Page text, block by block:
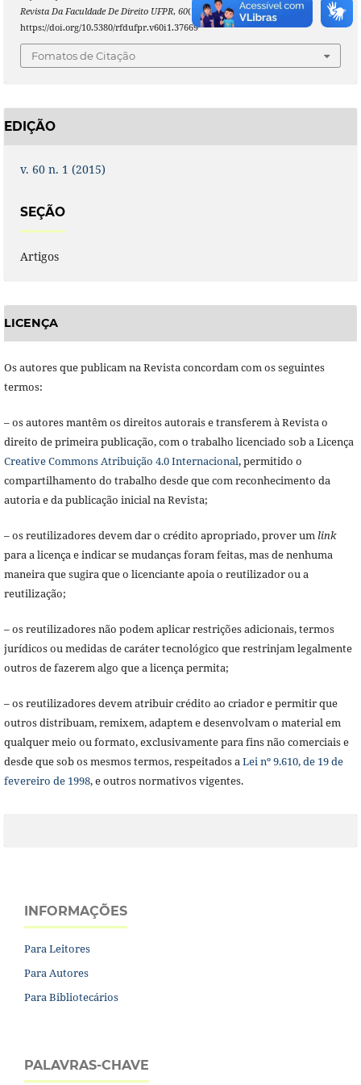
Revista Da Faculdade De Direito UFPR, 60(1), 39–59.
https://doi.org/10.5380/rfdufpr.v60i1.37669
Fomatos de Citação
EDIÇÃO
v. 60 n. 1 (2015)
SEÇÃO
Artigos
LICENÇA
Os autores que publicam na Revista concordam com os seguintes
termos:
– os autores mantêm os direitos autorais e transferem à Revista o
direito de primeira publicação, com o trabalho licenciado sob a Licença
Creative Commons Atribuição 4.0 Internacional, permitido o
compartilhamento do trabalho desde que com reconhecimento da
autoria e da publicação inicial na Revista;
– os reutilizadores devem dar o crédito apropriado, prover um link
para a licença e indicar se mudanças foram feitas, mas de nenhuma
maneira que sugira que o licenciante apoia o reutilizador ou a
reutilização;
– os reutilizadores não podem aplicar restrições adicionais, termos
jurídicos ou medidas de caráter tecnológico que restrinjam legalmente
outros de fazerem algo que a licença permita;
– os reutilizadores devem atribuir crédito ao criador e permitir que
outros distribuam, remixem, adaptem e desenvolvam o material em
qualquer meio ou formato, exclusivamente para fins não comerciais e
desde que sob os mesmos termos, respeitados aLei nº 9.610, de 19 de
fevereiro de 1998, e outros normativos vigentes.
INFORMAÇÕES
Para Leitores
Para Autores
Para Bibliotecários
PALAVRAS-CHAVE